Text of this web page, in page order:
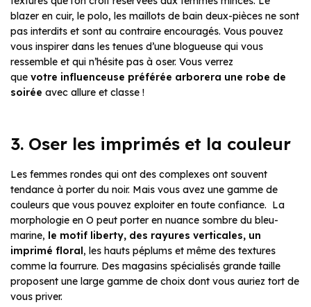
blazer en cuir, le polo, les maillots de bain deux-pièces ne sont
pas interdits et sont au contraire encouragés. Vous pouvez
vous inspirer dans les tenues d’une blogueuse qui vous
ressemble et qui n’hésite pas à oser. Vous verrez
que votre influenceuse préférée arborera une robe de
soirée avec allure et classe !
3. Oser les imprimés et la couleur
Les femmes rondes qui ont des complexes ont souvent
tendance à porter du noir. Mais vous avez une gamme de
couleurs que vous pouvez exploiter en toute confiance. La
morphologie en O peut porter en nuance sombre du bleu-
marine, le motif liberty, des rayures verticales, un
imprimé floral , les hauts péplums et même des textures
comme la fourrure. Des magasins spécialisés grande taille
proposent une large gamme de choix dont vous auriez tort de
vous priver.